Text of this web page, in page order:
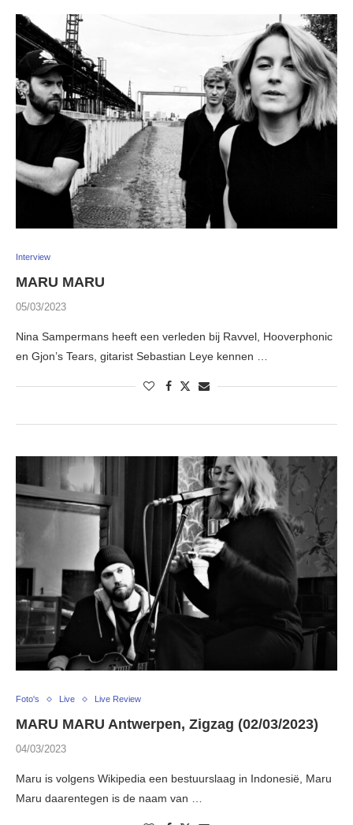
Interview
MARU MARU
05/03/2023
Nina Sampermans heeft een verleden bij Ravvel, Hooverphonic
en Gjon’s Tears, gitarist Sebastian Leye kennen …
Foto's Live Live Review
MARU MARU Antwerpen, Zigzag (02/03/2023)
04/03/2023
Maru is volgens Wikipedia een bestuurslaag in Indonesië, Maru
Maru daarentegen is de naam van …